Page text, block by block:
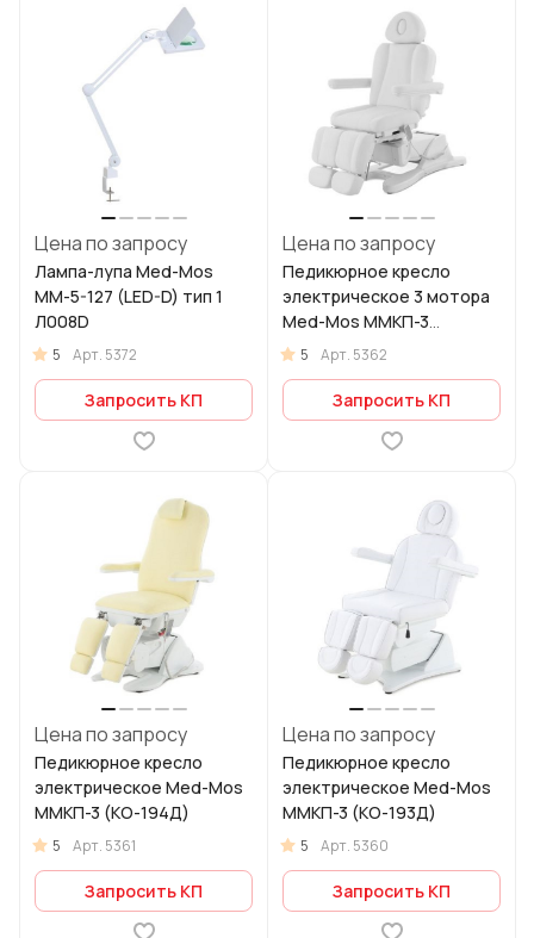
Цена по запросу
Лампа-лупа Med-Mos
ММ-5-127 (LED-D) тип 1
Л008D
5 Арт. 5372
Запросить КП
Цена по запросу
Педикюрное кресло
электрическое 3 мотора
Med-Mos ММКП-3
КО-196DP-00
5 Арт. 5362
Запросить КП
Цена по запросу
Педикюрное кресло
электрическое Med-Mos
ММКП-3 (КО-194Д)
5 Арт. 5361
Запросить КП
Цена по запросу
Педикюрное кресло
электрическое Med-Mos
ММКП-3 (КО-193Д)
5 Арт. 5360
Запросить КП